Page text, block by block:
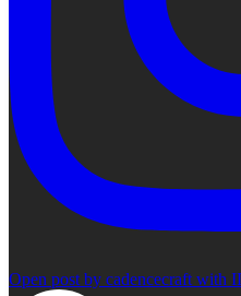
Open post by cadencecraft with